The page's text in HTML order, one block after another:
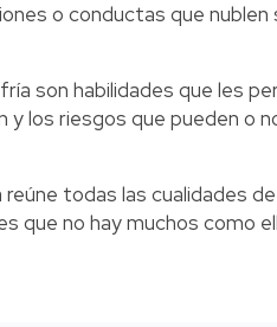
o conductas que nublen
son habilidades que les
los riesgos que pueden o
todas las cualidades de
que no hay muchos como